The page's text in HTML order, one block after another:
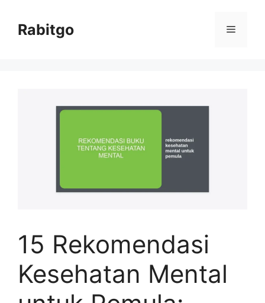
contentRabitgo Menu
15 Rekomendasi
Kesehatan Mental